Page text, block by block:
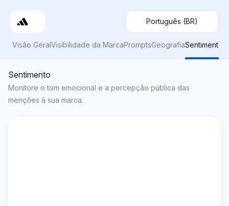
Português (BR)
Visão GeralVisibilidade da MarcaPromptsGeografiaSentimento
Sentimento
Monitore o tom emocional e a percepção pública das
menções à sua marca.